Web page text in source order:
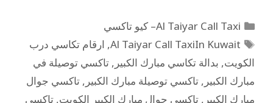
Al Taiyar Call Taxi– كيو تاكسي
Al Taiyar Call TaxiIn Kuwait
, ارقام تكاسي درب
الكويت, بدالة تكاسي مبارك الكبير , تاكسي توصيلة في
مبارك الكبير , تاكسي توصيلة مبارك الكبير , تاكسي جوال
مبارك الكبير , تاكسي جوال مبارك الكبير الكويت, تاكسي